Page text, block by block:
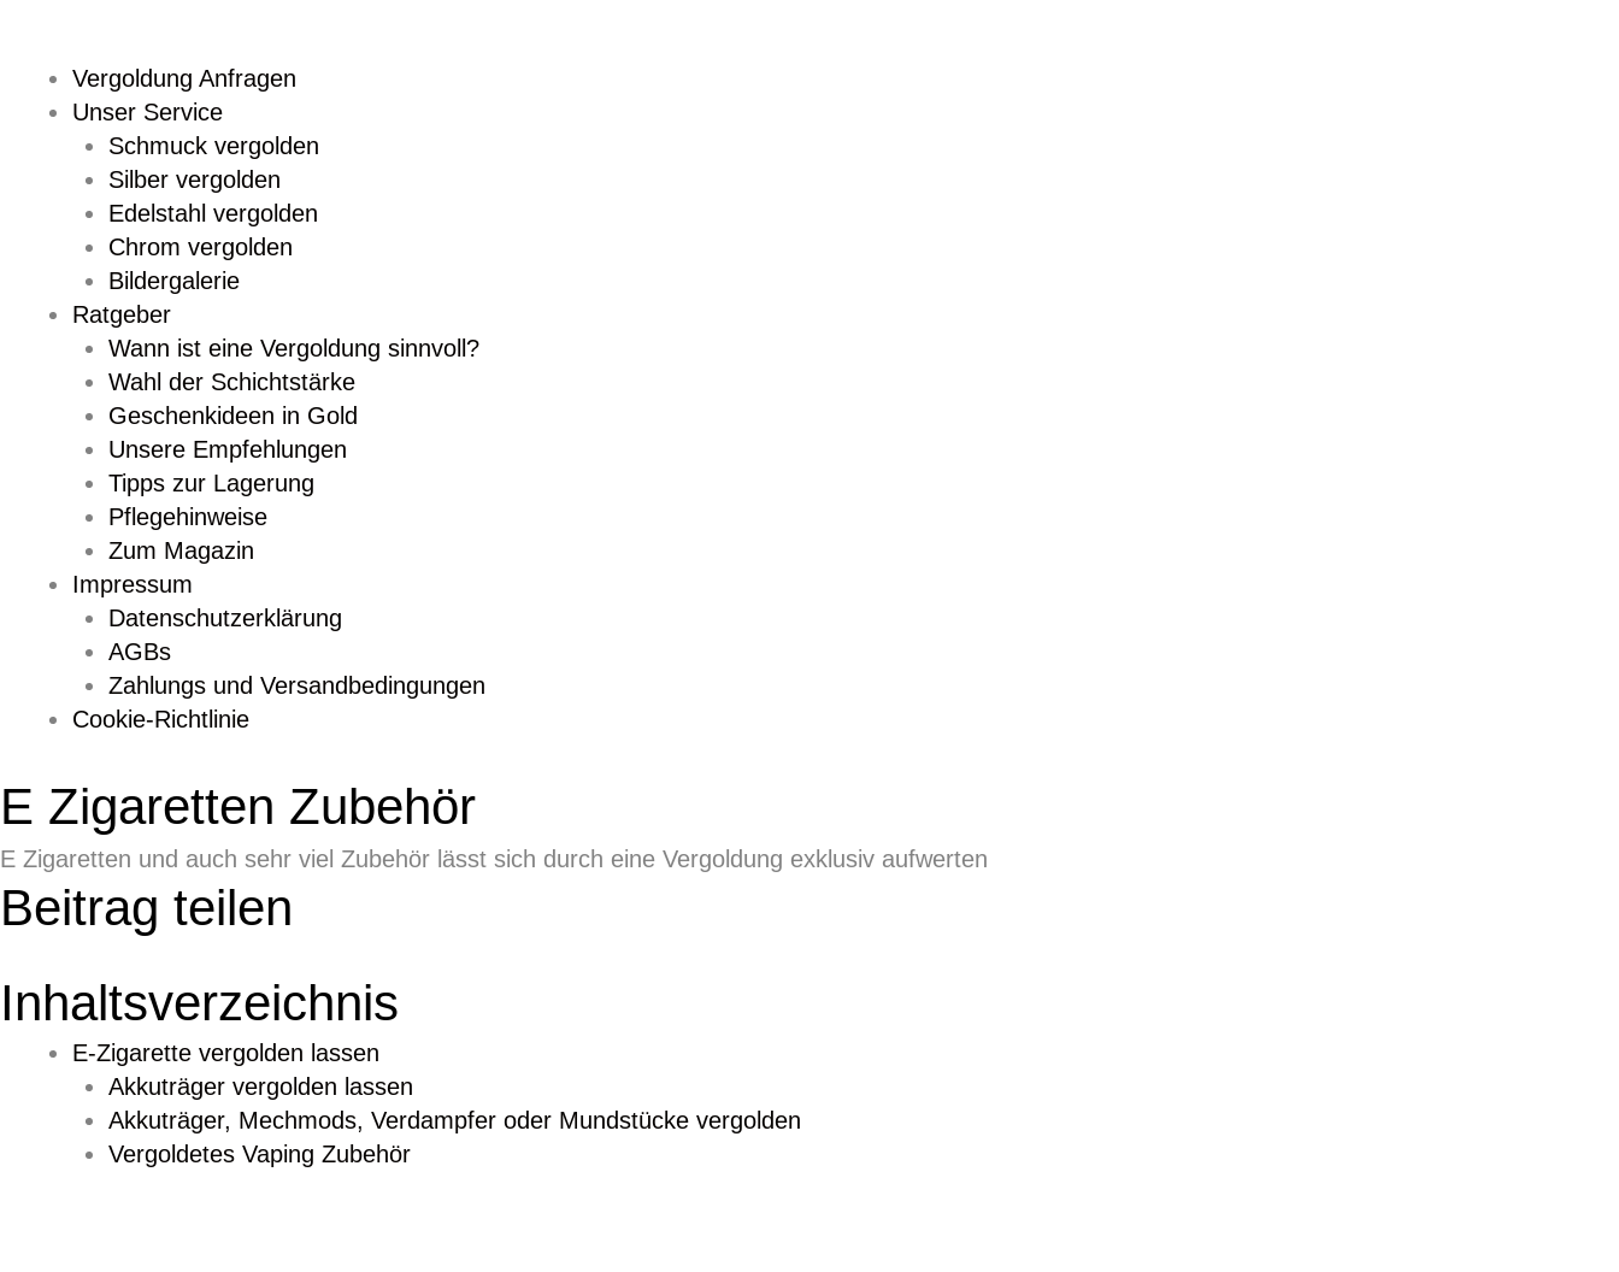
Vergoldung Anfragen
Unser Service
Schmuck vergolden
Silber vergolden
Edelstahl vergolden
Chrom vergolden
Bildergalerie
Ratgeber
Wann ist eine Vergoldung sinnvoll?
Wahl der Schichtstärke
Geschenkideen in Gold
Unsere Empfehlungen
Tipps zur Lagerung
Pflegehinweise
Zum Magazin
Impressum
Datenschutzerklärung
AGBs
Zahlungs und Versandbedingungen
Cookie-Richtlinie
E Zigaretten Zubehör
E Zigaretten und auch sehr viel Zubehör lässt sich durch eine Vergoldung exklusiv aufwerten
Beitrag teilen
Inhaltsverzeichnis
E-Zigarette vergolden lassen
Akkuträger vergolden lassen
Akkuträger, Mechmods, Verdampfer oder Mundstücke vergolden
Vergoldetes Vaping Zubehör